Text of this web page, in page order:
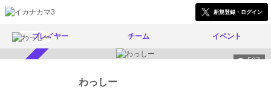
新規登録・ログイン
プレイヤー チーム イベント
587
わっしー